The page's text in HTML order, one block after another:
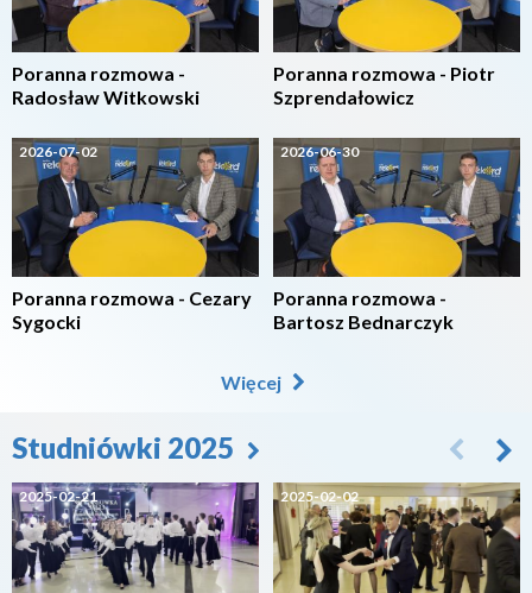
Poranna rozmowa -
Radosław Witkowski
2026-07-02
Poranna rozmowa - Cezary
Sygocki
Poranna rozmowa - Piotr
Szprendałowicz
2026-06-30
Poranna rozmowa -
Bartosz Bednarczyk
Więcej
Studniówki 2025
2025-02-21 2025-02-02